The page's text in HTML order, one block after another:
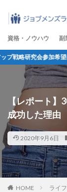
資格・ノウハウ 副
希望はこちらから！！
【レポート
成功した理由
2020年9月6日
HOME ライ